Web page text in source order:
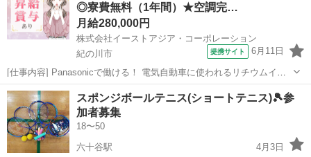
◎寮費無料（1年間）★空調完…
月給280,000円
株式会社イーストアジア・コーポレーション
紀の川市
提携サイト 6月11日
[仕事内容] Panasonicで働ける！ 電気自動車に使われるリチウムイオ
ン電池の 機械オペレーターのお仕事です！ それぞれ行程はあります
が、 面接時でのお話をもとに適性を見て配属します！ 【極板製造】
⇒混ぜる・塗...
和歌山 紀の川市
スポンジボールテニス(ショートテニス)🎾参
加者募集
18〜50
六十谷駅
4月3日